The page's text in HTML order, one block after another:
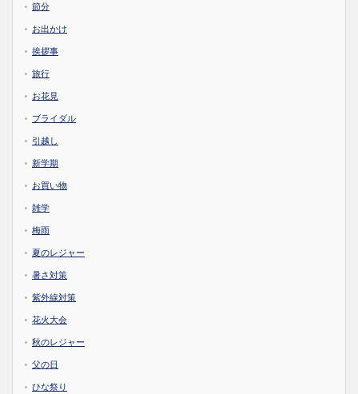
節分
お出かけ
挨拶事
旅行
お花見
ブライダル
引越し
新学期
お買い物
雑学
梅雨
夏のレジャー
暑さ対策
紫外線対策
花火大会
秋のレジャー
父の日
ひな祭り